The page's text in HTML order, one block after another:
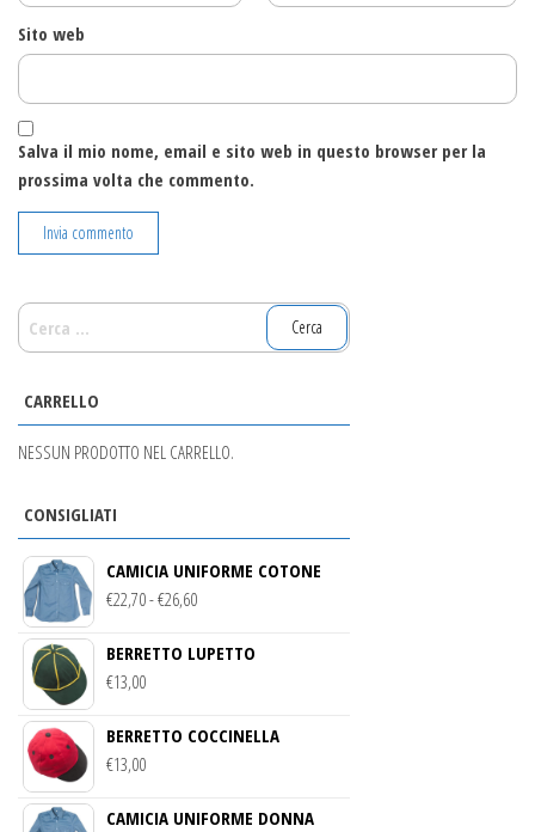
Sito web
Salva il mio nome, email e sito web in questo browser per la
prossima volta che commento.
RICERCA
PER:
CARRELLO
NESSUN PRODOTTO NEL CARRELLO.
CONSIGLIATI
CAMICIA UNIFORME COTONE
€22,70-€26,60FASCIA
PREZZO:
A
BERRETTO LUPETTO
€13,00
BERRETTO COCCINELLA
€13,00
CAMICIA UNIFORME DONNA